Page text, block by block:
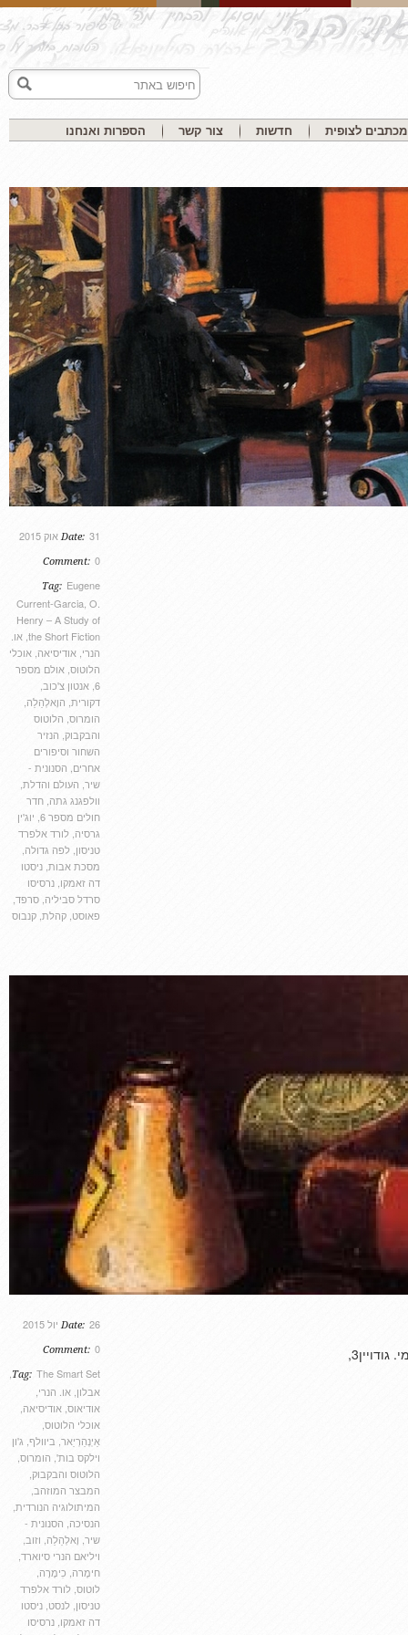
לצופית חדשות צור קשר הספרות ואנחנו
Date:
Comment:
Tag:Eugene
Current-Garcia
Henry – A Study of
the Short Fiction
,או.
,אודיסיאה,אוכלי
הלוטוס,אולם מספר
אנטון צ'כוב,
דקורית,הוָ‏אלְהַ‏לַ‏ה,
הומרוס,הלוטוס
והבקבוק,הנזיר
השחור וסיפורים
אחרים,הסנונית -
,העולם והדלת,
וולפגנג גתה ,חדר
חולים מספר 6 ,יוג'ין
גרסיה,לורד אלפרד
טניסון,לפה גדולה,
מסכת אבות,ניסטו
דה זאמקו,נרסיסו
סרדל סביליה,סרפד,
פאוסט,קהלת,קנבוס
Date:
Comment:
Tag: The Smart Set
,
אבלון,או. הנרי ,
אודיאוס,אודיסיאה,
אוכלי הלוטוס,
אַ‏יְנְהַ‏רְיַ‏אר,ביוולף,ג'ון
וילקס בות' ,הומרוס,
הלוטוס והבקבוק,
המבצר המוזהב,
המיתולוגיה הנורדית,
הנסיכה,הסנונית -
,וָ‏אלְהַ‏לַ‏ה,וזוב
ויליאם הנרי סיוארד,
חימֶרה,כִימֶרָה,
לוטוס,לורד אלפרד
טניסון,לנסט,ניסטו
דה זאמקו,נרסיסו